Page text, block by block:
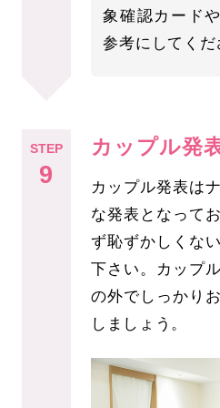
象確認カード
参考にしてくだ
STEP
9
カップル発
カップル発表は
な発表となって
ず恥ずかしくな
下さい。カップ
の外でしっかり
しましょう。